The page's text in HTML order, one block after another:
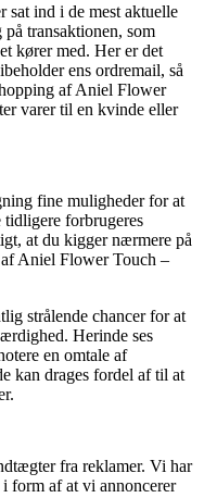
sat ind i de mest aktuelle
transaktionen, som
kører med. Her er det
ens ordremail, så
af Aniel Flower
varer til en kvinde eller
fine muligheder for at
forbrugeres
at du kigger nærmere på
Aniel Flower Touch –
strålende chancer for at
Herinde ses
en omtale af
kan drages fordel af til at
fra reklamer. Vi har
i form af at vi annoncerer